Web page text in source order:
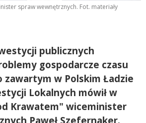
spraw wewnętrznych. Fot. materiały
publicznych
gospodarcze czasu
zawartym w Polskim Ładzie
Lokalnych mówił w
Krawatem" wiceminister
Paweł Szefernaker.